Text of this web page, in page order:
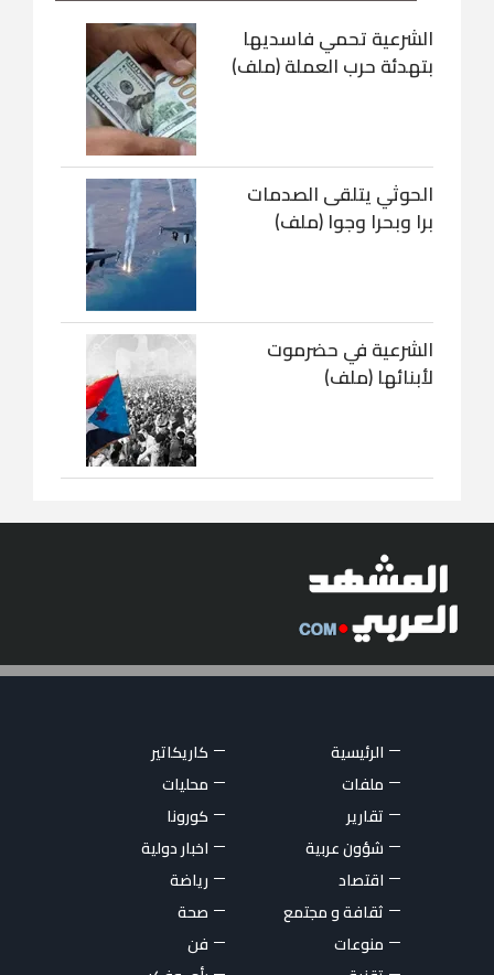
الشرعية تحمي فاسديها
بتهدئة حرب العملة (ملف)
الحوثي يتلقى الصدمات
برا وبحرا وجوا (ملف)
الشرعية في حضرموت
لأبنائها (ملف)
الرئيسية
كاريكاتير
ملفات
محليات
تقارير
كورونا
شؤون عربية
اخبار دولية
اقتصاد
رياضة
ثقافة و مجتمع
صحة
منوعات
فن